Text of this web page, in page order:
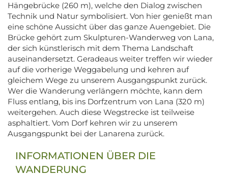
Hängebrücke (260 m), welche den Dialog zwischen
Technik und Natur symbolisiert. Von hier genießt man
eine schöne Aussicht über das ganze Auengebiet. Die
Brücke gehört zum Skulpturen-Wanderweg von Lana,
der sich künstlerisch mit dem Thema Landschaft
auseinandersetzt. Geradeaus weiter treffen wir wieder
auf die vorherige Weggabelung und kehren auf
gleichem Wege zu unserem Ausgangspunkt zurück.
Wer die Wanderung verlängern möchte, kann dem
Fluss entlang, bis ins Dorfzentrum von Lana (320 m)
weitergehen. Auch diese Wegstrecke ist teilweise
asphaltiert. Vom Dorf kehren wir zu unserem
Ausgangspunkt bei der Lanarena zurück.
INFORMATIONEN ÜBER DIE
WANDERUNG